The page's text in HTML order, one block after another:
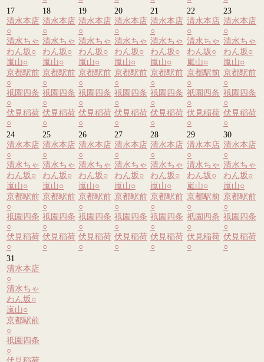
17
清水本店
○
清水ちゃ
わん坂○
嵐山○
京都駅前
○
祇園四条
○
伏見稲荷
○
18
清水本店
○
清水ちゃ
わん坂○
嵐山○
京都駅前
○
祇園四条
○
伏見稲荷
○
19
清水本店
○
清水ちゃ
わん坂○
嵐山○
京都駅前
○
祇園四条
○
伏見稲荷
○
20
清水本店
○
清水ちゃ
わん坂○
嵐山○
京都駅前
○
祇園四条
○
伏見稲荷
○
21
清水本店
○
清水ちゃ
わん坂○
嵐山○
京都駅前
○
祇園四条
○
伏見稲荷
○
22
清水本店
○
清水ちゃ
わん坂○
嵐山○
京都駅前
○
祇園四条
○
伏見稲荷
○
23
清水本店
○
清水ちゃ
わん坂○
嵐山○
京都駅前
○
祇園四条
○
伏見稲荷
○
24
清水本店
○
清水ちゃ
わん坂○
嵐山○
京都駅前
○
祇園四条
○
伏見稲荷
○
25
清水本店
○
清水ちゃ
わん坂○
嵐山○
京都駅前
○
祇園四条
○
伏見稲荷
○
26
清水本店
○
清水ちゃ
わん坂○
嵐山○
京都駅前
○
祇園四条
○
伏見稲荷
○
27
清水本店
○
清水ちゃ
わん坂○
嵐山○
京都駅前
○
祇園四条
○
伏見稲荷
○
28
清水本店
○
清水ちゃ
わん坂○
嵐山○
京都駅前
○
祇園四条
○
伏見稲荷
○
29
清水本店
○
清水ちゃ
わん坂○
嵐山○
京都駅前
○
祇園四条
○
伏見稲荷
○
30
清水本店
○
清水ちゃ
わん坂○
嵐山○
京都駅前
○
祇園四条
○
伏見稲荷
○
31
清水本店
○
清水ちゃ
わん坂○
嵐山○
京都駅前
○
祇園四条
○